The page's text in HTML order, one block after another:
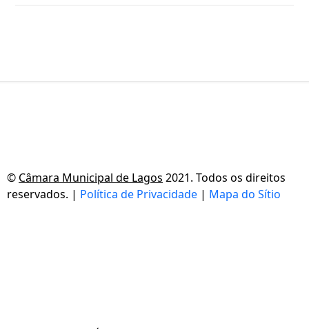
© Câmara Municipal de Lagos 2021. Todos os direitos
reservados. | Política de Privacidade | Mapa do Sítio